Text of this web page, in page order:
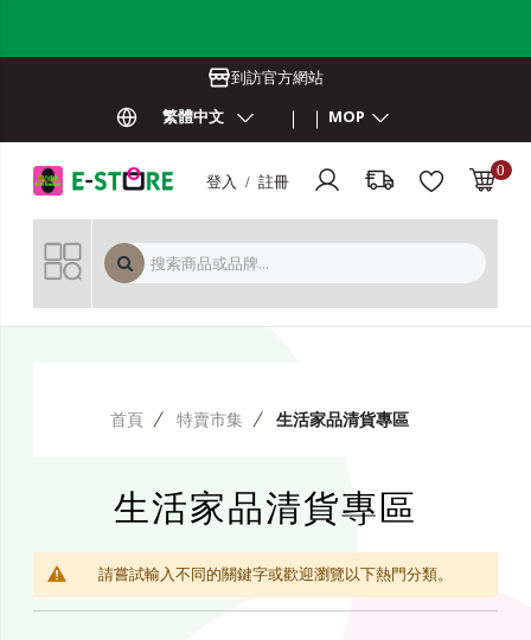
到訪官方網站
繁體中文
MOP
登入 / 註冊
0
首頁 特賣市集 生活家品清貨專區
生活家品清貨專區
請嘗試輸入不同的關鍵字或歡迎瀏覽以下熱門分類。